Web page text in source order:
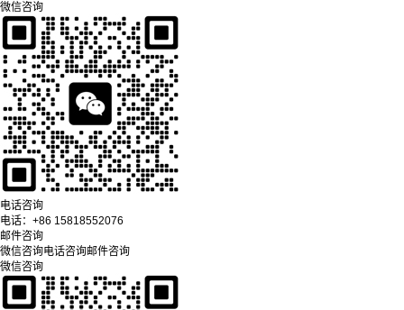
微信咨询
电话咨询
电话： +86 15818552076
邮件咨询
微信咨询电话咨询邮件咨询
微信咨询